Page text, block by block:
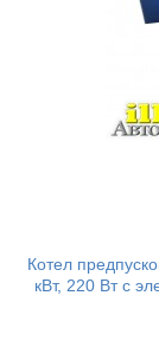
Котел
кВт, 220 Вт с